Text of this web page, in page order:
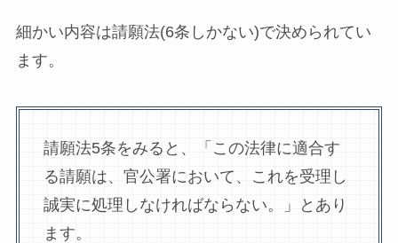
細かい内容は請願法(6条しかない)で決められてい
ます。
請願法5条をみると、「この法律に適合す
る請願は、官公署において、これを受理し
誠実に処理しなければならない。」とあり
ます。